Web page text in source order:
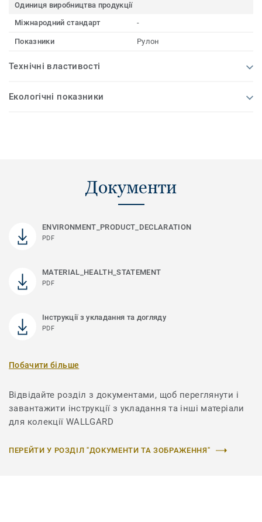
Одиниця виробництва продукції
Міжнародний стандарт
-
Показники Рулон
Технічні властивості
Екологічні показники
Документи
ENVIRONMENT_PRODUCT_DECLARATION
PDF
MATERIAL_HEALTH_STATEMENT
PDF
Інструкції з укладання та догляду
PDF
Побачити більше
Відвідайте розділ з документами, щоб переглянути і
завантажити інструкції з укладання та інші матеріали
для колекції WALLGARD
ПЕРЕЙТИ У РОЗДІЛ "ДОКУМЕНТИ ТА ЗОБРАЖЕННЯ"